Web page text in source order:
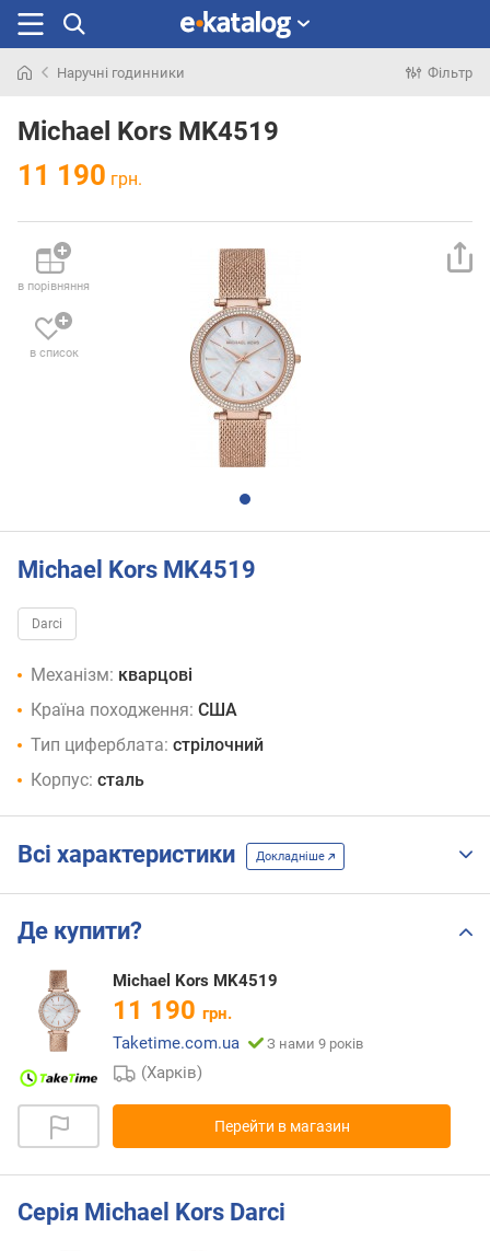
раніше
Наручні годинники Фільтр
Michael Kors MK4519
11 190 грн.
в порівняння
в список
Michael Kors MK4519
Darci
Механізм: кварцові
Країна походження: США
Тип циферблата: стрілочний
Корпус: сталь
Всі характеристики Докладніше
Де купити?
Michael Kors MK4519
11 190 грн.
Taketime.com.ua
З нами 9 років
(Харків)
Перейти в магазин
Серія Michael Kors Darci